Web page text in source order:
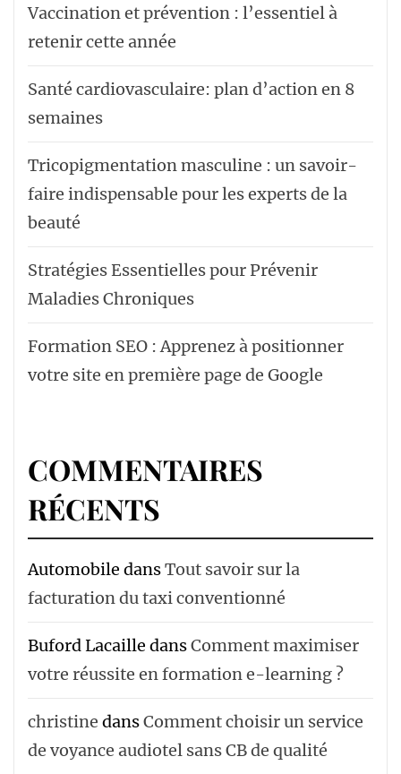
Vaccination et prévention : l’essentiel à
retenir cette année
Santé cardiovasculaire: plan d’action en 8
semaines
Tricopigmentation masculine : un savoir-
faire indispensable pour les experts de la
beauté
Stratégies Essentielles pour Prévenir
Maladies Chroniques
Formation SEO : Apprenez à positionner
votre site en première page de Google
COMMENTAIRES
RÉCENTS
Automobile dansTout savoir sur la
facturation du taxi conventionné
Buford Lacaille dansComment maximiser
votre réussite en formation e-learning ?
christine dansComment choisir un service
de voyance audiotel sans CB de qualité